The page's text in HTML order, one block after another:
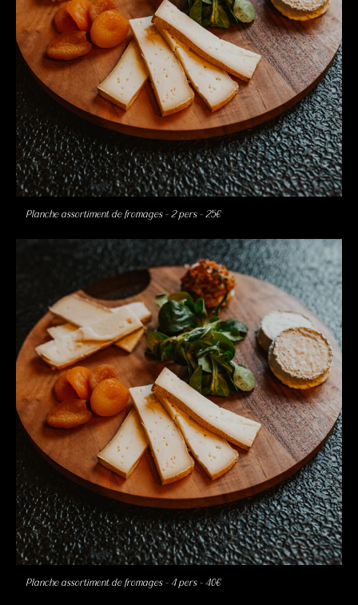
Planche assortiment de fromages – 2 pers – 25€
Planche assortiment de fromages – 4 pers – 40€